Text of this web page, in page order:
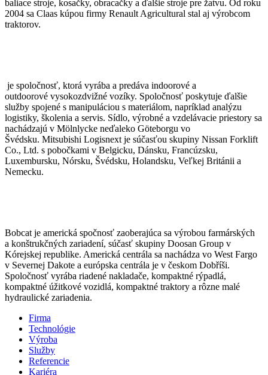
baliace stroje, kosačky, obracačky a ďalšie stroje pre žatvu. Od roku
2004 sa Claas kúpou firmy Renault Agricultural stal aj výrobcom
traktorov.
je spoločnosť, ktorá vyrába a predáva indoorové a
outdoorové vysokozdvižné vozíky. Spoločnosť poskytuje ďalšie
služby spojené s manipuláciou s materiálom, napríklad analýzu
logistiky, školenia a servis. Sídlo, výrobné a vzdelávacie priestory sa
nachádzajú v Mölnlycke neďaleko Göteborgu vo
Švédsku. Mitsubishi Logisnext je súčasťou skupiny Nissan Forklift
Co., Ltd. s pobočkami v Belgicku, Dánsku, Francúzsku,
Luxembursku, Nórsku, Švédsku, Holandsku, Veľkej Británii a
Nemecku.
Bobcat je americká spočnosť zaoberajúca sa výrobou farmárských
a konštrukčných zariadení, súčasť skupiny Doosan Group v
Kórejskej republike. Americká centrála sa nachádza vo West Fargo
v Severnej Dakote a európska centrála je v českom Dobříši.
Spoločnosť vyrába riadené nakladače, kompaktné rýpadlá,
kompaktné úžitkové vozidlá, kompaktné traktory a rôzne malé
hydraulické zariadenia.
Firma
Technológie
Výroba
Služby
Referencie
Kariéra